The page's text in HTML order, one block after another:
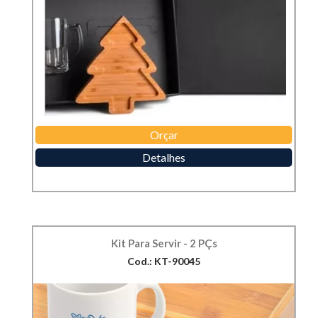
Orçar
Detalhes
Kit Para Servir - 2 PÇs
Cod.: KT-90045